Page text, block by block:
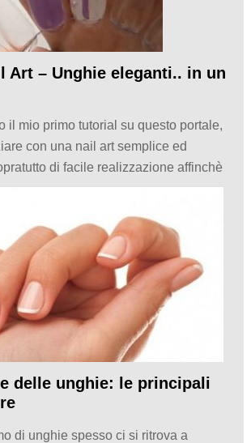
Art – Unghie eleganti.. in un
il mio primo tutorial su questo portale,
con una nail art semplice ed
di facile realizzazione affinchè
delle unghie: le principali
di unghie spesso ci si ritrova a